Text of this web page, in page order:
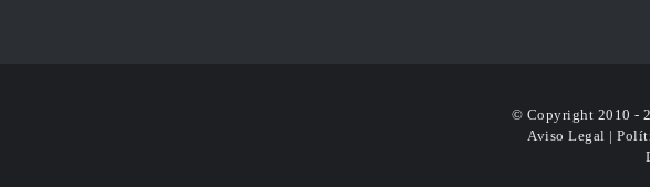
© Copyright 2010 -
Aviso Legal |